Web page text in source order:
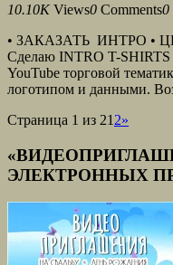
10.10K Views0 Comments0
• ЗАКАЗАТЬ ИНТРО •
Сделаю INTRO T-SHIRTS
YouTube торговой
логотипом и данными.
Страница 1 из 21 2»
ЭЛЕКТРОННЫХ